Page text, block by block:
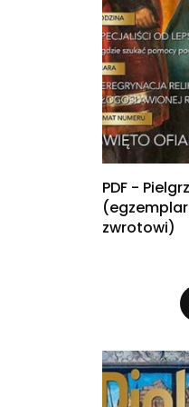
PDF -
zwrotowi)